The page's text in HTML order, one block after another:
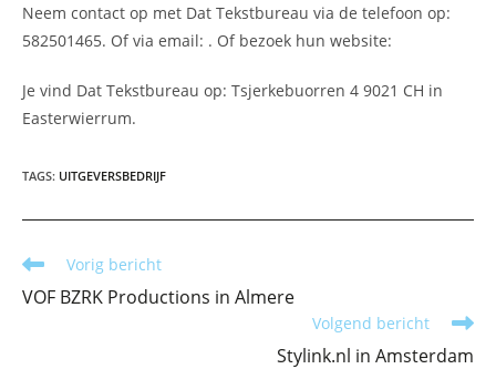
Neem contact op met Dat Tekstbureau via de telefoon op:
582501465. Of via email: . Of bezoek hun website:
Je vind Dat Tekstbureau op: Tsjerkebuorren 4 9021 CH in
Easterwierrum.
TAGS: UITGEVERSBEDRIJF
Lees
artikelen
Vorig bericht
VOF BZRK Productions in Almere
Volgend bericht
Stylink.nl in Amsterdam